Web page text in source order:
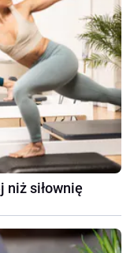
niż siłownię